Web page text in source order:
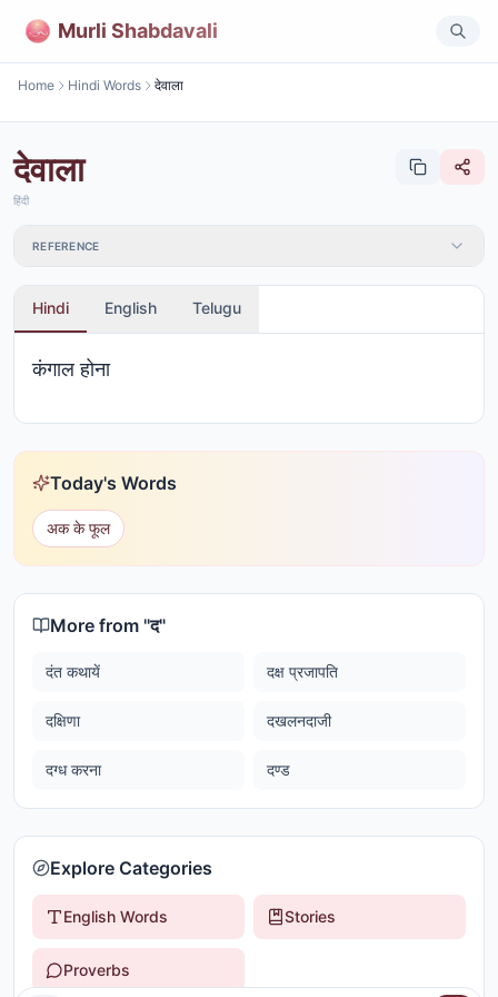
Murli Shabdavali
Home Hindi Words देवाला
देवाला
हिंदी
REFERENCE
Hindi English Telugu
कंगाल होना
Today's Words
अक के फूल
More from "द"
दंत कथायें दक्ष प्रजापति
दक्षिणा दखलनदाजी
दग्ध करना दण्ड
Explore Categories
English Words Stories
Proverbs